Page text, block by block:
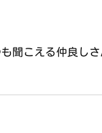
聞こえる仲良し